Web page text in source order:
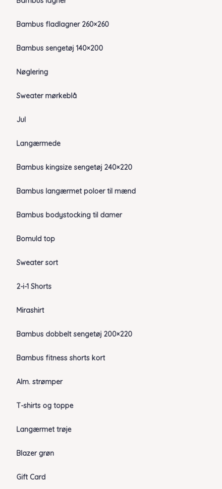
Bambus fladlagner 260×260
Bambus sengetøj 140×200
Nøglering
Sweater mørkeblå
Jul
Langærmede
Bambus kingsize sengetøj 240×220
Bambus langærmet poloer til mænd
Bambus bodystocking til damer
Bomuld top
Sweater sort
2-i-1 Shorts
Mirashirt
Bambus dobbelt sengetøj 200×220
Bambus fitness shorts kort
Alm. strømper
T-shirts og toppe
Langærmet trøje
Blazer grøn
Gift Card